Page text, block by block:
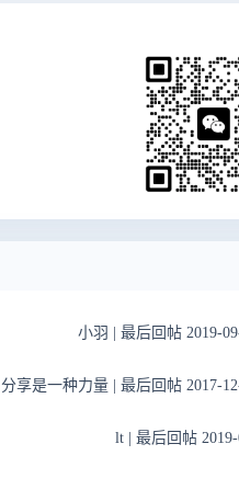
小羽 最后回帖 2019-
分享是一种力量 最后回帖 2017-
lt 最后回帖